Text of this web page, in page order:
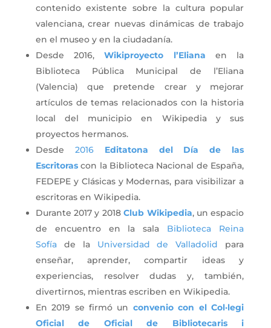
contenido existente sobre la cultura popular
valenciana, crear nuevas dinámicas de trabajo
en el museo y en la ciudadanía.
Desde 2016,Wikiproyecto l’Eliana
en la
Biblioteca Pública Municipal de l’Eliana
(Valencia) que pretende crear y mejorar
artículos de temas relacionados con la historia
local del municipio en Wikipedia y sus
proyectos hermanos.
Desde 2016
Editatona del Día de las
Escritoras con la Biblioteca Nacional de España,
FEDEPE y Clásicas y Modernas, para visibilizar a
escritoras en Wikipedia.
Durante 2017 y 2018Club Wikipedia, un espacio
de encuentro en la sala Biblioteca Reina
Sofíade la Universidad de Valladolid para
enseñar, aprender, compartir ideas y
experiencias, resolver dudas y, también,
divertirnos, mientras escriben en Wikipedia.
En 2019 se firmó un convenio con el Col·legi
Oficial de Oficial de Bibliotecaris i